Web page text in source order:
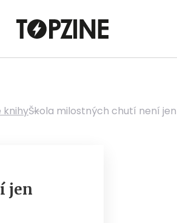
knihyŠkola milostných chutí není
jen